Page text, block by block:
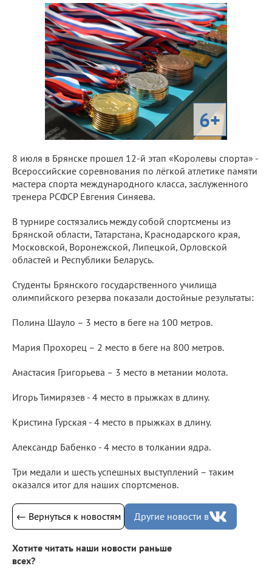
6+
8 июля в Брянске прошел 12-й этап «Королевы спорта» -
Всероссийские соревнования по лёгкой атлетике памяти
мастера спорта международного класса, заслуженного
тренера РСФСР Евгения Синяева.
В турнире состязались между собой спортсмены из
Брянской области, Татарстана, Краснодарского края,
Московской, Воронежской, Липецкой, Орловской
областей и Республики Беларусь.
Студенты Брянского государственного училища
олимпийского резерва показали достойные результаты:
Полина Шауло – 3 место в беге на 100 метров.
Мария Прохорец – 2 место в беге на 800 метров.
Анастасия Григорьева – 3 место в метании молота.
Игорь Тимирязев - 4 место в прыжках в длину.
Кристина Гурская - 4 место в прыжках в длину.
Александр Бабенко - 4 место в толкании ядра.
Три медали и шесть успешных выступлений – таким
оказался итог для наших спортсменов.
← Вернуться к новостям Другие новости в
Хотите читать наши новости раньше
всех?